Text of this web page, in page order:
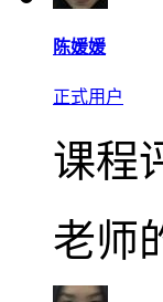
陈媛媛
正式用户
课程
老师